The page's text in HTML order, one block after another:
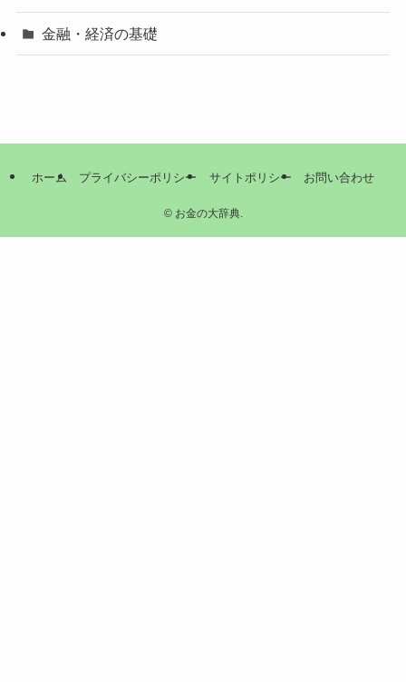
金融・経済の基礎
ホーム プライバシーポリシー サイトポリシー お問い合わせ
©お金の大辞典.